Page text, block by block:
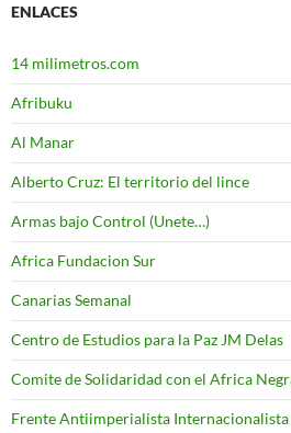
ENLACES
14 milimetros.com
Afribuku
Al Manar
Alberto Cruz: El territorio del lince
Armas bajo Control (Unete…)
Africa Fundacion Sur
Canarias Semanal
Centro de Estudios para la Paz JM Delas
Comite de Solidaridad con el Africa
Frente Antiimperialista Internacionalista